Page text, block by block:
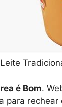
é Bom.
para